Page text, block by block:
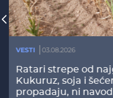
VESTI 03.08.2026
Ratari strepe od
Kukuruz, soja i
propadaju, ni